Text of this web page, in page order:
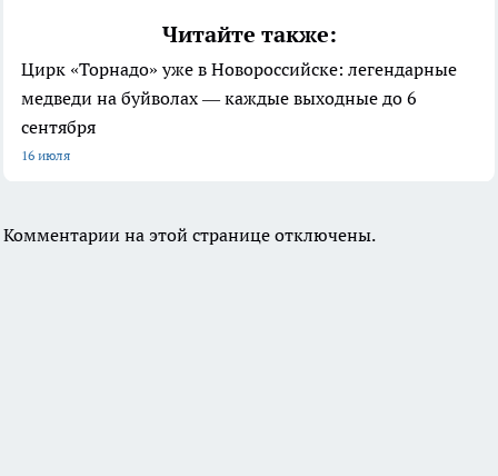
Читайте также:
Цирк «Торнадо» уже в Новороссийске: легендарные
медведи на буйволах — каждые выходные до 6
сентября
16 июля
Комментарии на этой странице отключены.